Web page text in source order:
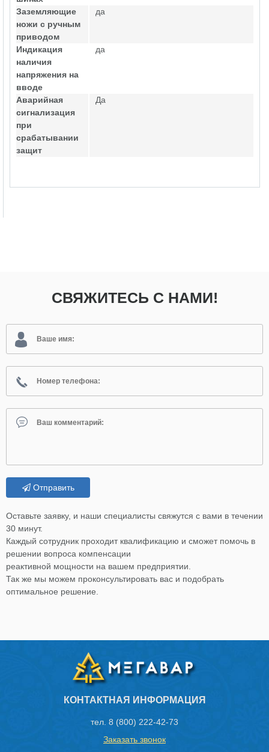
Заземляющие
ножи с ручным
приводом
да
Индикация
наличия
напряжения на
вводе
да
Аварийная
сигнализация
при
срабатывании
защит
Да
СВЯЖИТЕСЬ С НАМИ!
Отправить
Оставьте заявку, и наши специалисты свяжутся с вами в течении
30 минут.
Каждый сотрудник проходит квалификацию и сможет помочь в
решении вопроса компенсации
реактивной мощности на вашем предприятии.
Так же мы можем проконсультировать вас и подобрать
оптимальное решение.
КОНТАКТНАЯ ИНФОРМАЦИЯ
тел. 8 (800) 222-42-73
Заказать звонок